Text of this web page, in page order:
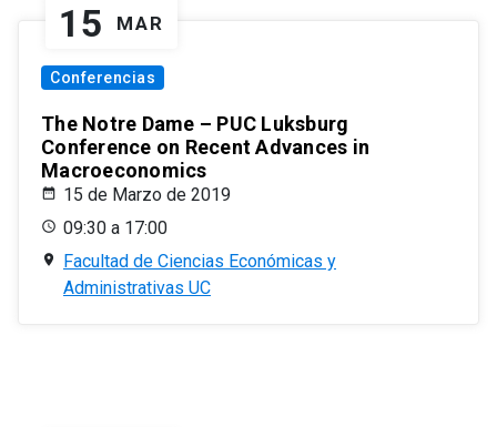
15 MAR
Conferencias
The Notre Dame – PUC Luksburg
Conference on Recent Advances in
Macroeconomics
15 de Marzo de 2019
09:30 a 17:00
Facultad de Ciencias Económicas y
Administrativas UC